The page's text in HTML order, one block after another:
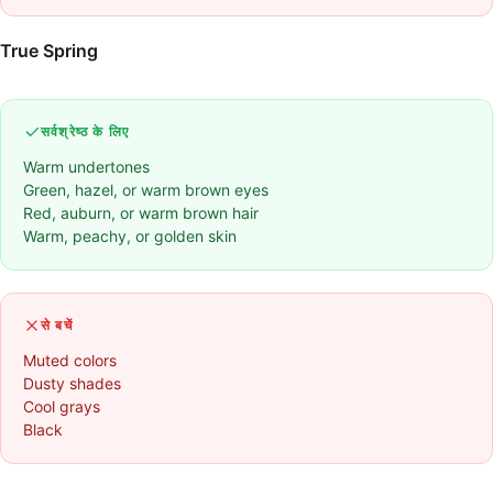
True Spring
सर्वश्रेष्ठ के लिए
Warm undertones
Green, hazel, or warm brown eyes
Red, auburn, or warm brown hair
Warm, peachy, or golden skin
से बचें
Muted colors
Dusty shades
Cool grays
Black